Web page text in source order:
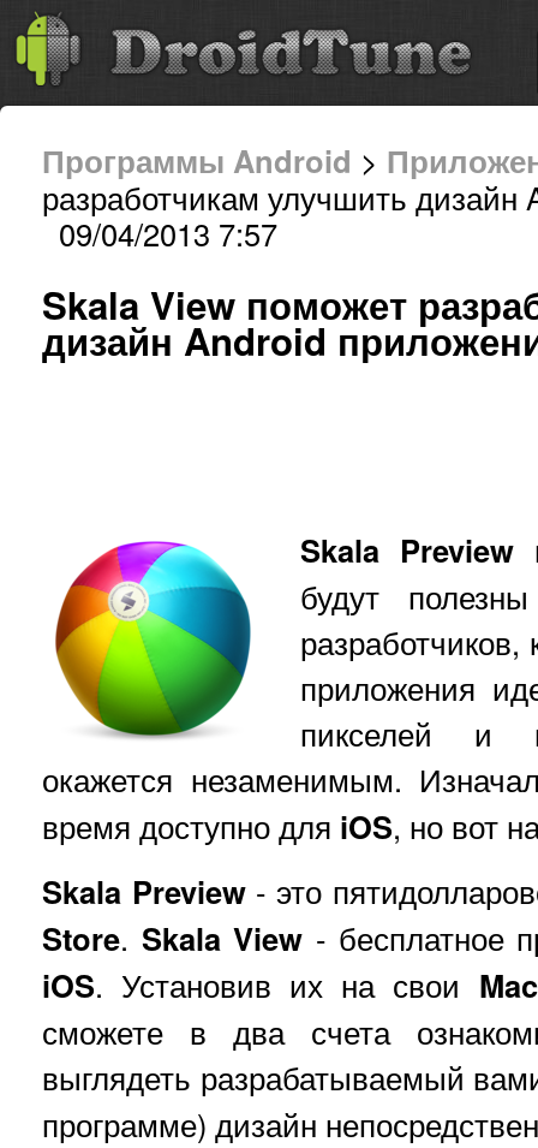
Программы Android >
разработчикам улучшить дизайн
09/04/2013 7:57
Skala View поможет
дизайн Android
Skala Preview
будут
разработчиков,
приложения
пикселей и
окажется незаменимым.
время доступно для iOS, но вот
Skala Preview- это
Store. Skala View - бесплатное
iOS. Установив их на свои Mac
сможете в два счета
выглядеть разрабатываемый
программе) дизайн